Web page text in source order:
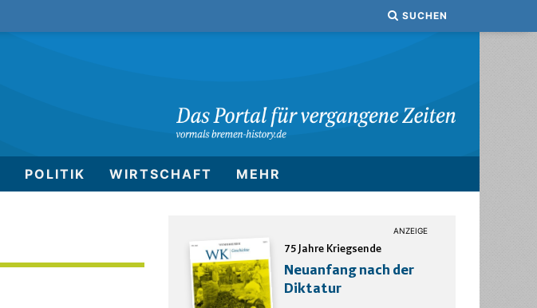
SUCHEN
POLITIK WIRTSCHAFT MEHR
75 Jahre Kriegsende
Neuanfang nach der
Diktatur